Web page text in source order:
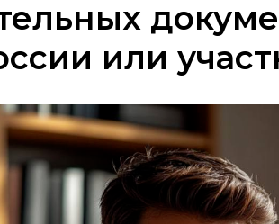
или